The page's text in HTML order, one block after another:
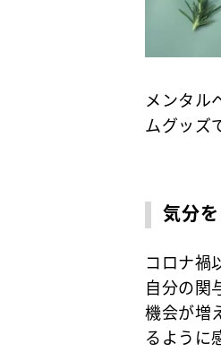
メンタル
ムグッズ
気分
コロナ禍
自分の関
機会が増
るように